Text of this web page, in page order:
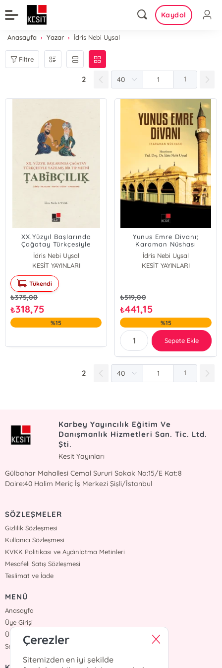
Kaydol
Anasayfa Yazar İdris Nebi Uysal
Filtre
2 1
XX.Yüzyıl Başlarında
Çağatay Türkçesiyle
Yazılmış Bir Tıp Metni
Tabibçilik
İdris Nebi Uysal
KESİT YAYINLARI
Tükendi
₺375,00
₺318,75
%15
Yunus Emre Divanı;
Karaman Nüshası
İdris Nebi Uysal
KESİT YAYINLARI
₺519,00
₺441,15
%15
Sepete Ekle
2 1
Karbey Yayıncılık Eğitim Ve
Danışmanlık Hizmetleri San. Tic. Ltd.
Şti.
Kesit Yayınları
Gülbahar Mahallesi Cemal Sururi Sokak No:15/E Kat:8
Daire:40 Halim Meriç İş Merkezi Şişli/İstanbul
SÖZLEŞMELER
Gizlilik Sözleşmesi
Kullanıcı Sözleşmesi
KVKK Politikası ve Aydınlatma Metinleri
Mesafeli Satış Sözleşmesi
Teslimat ve İade
MENÜ
Anasayfa
Üye Girişi
Üye Ol
SepetimÇerezler
Sitemizden en iyi şekilde